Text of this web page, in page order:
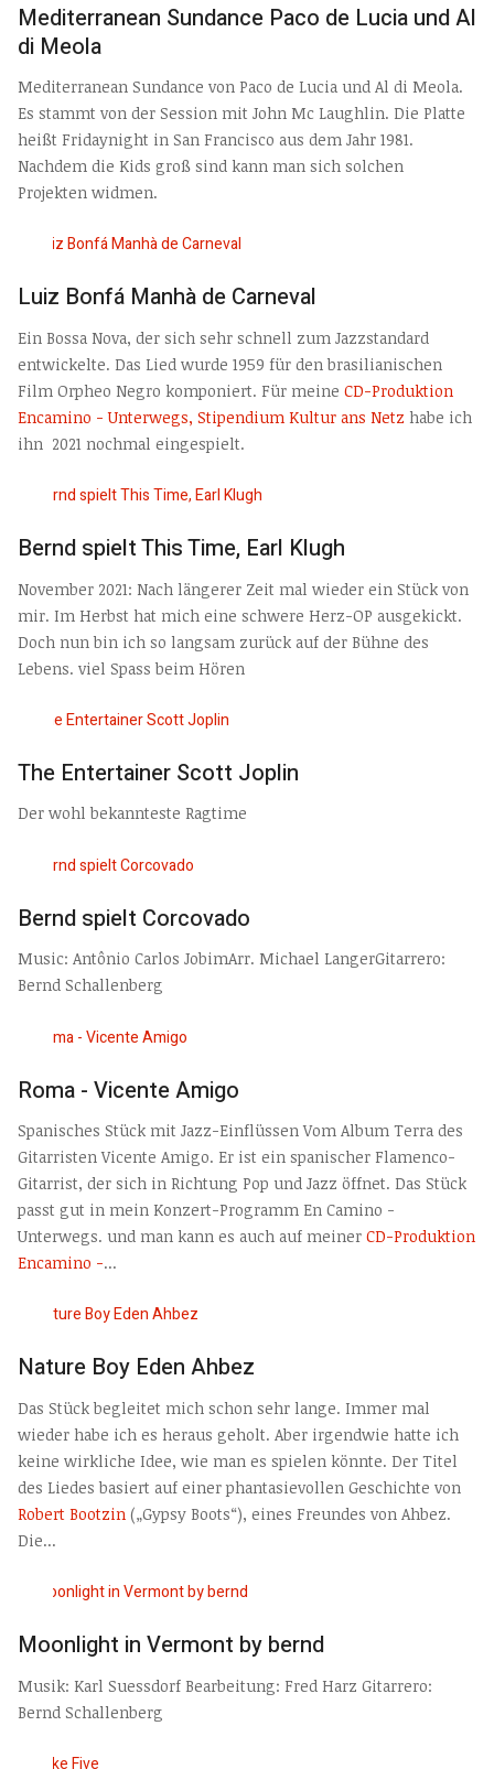
Mediterranean Sundance Paco de Lucia und Al
di Meola
Mediterranean Sundance von Paco de Lucia und Al di Meola.
Es stammt von der Session mit John Mc Laughlin. Die Platte
heißt Fridaynight in San Francisco aus dem Jahr 1981.
Nachdem die Kids groß sind kann man sich solchen
Projekten widmen.
Luiz Bonfá Manhà de Carneval
Ein Bossa Nova, der sich sehr schnell zum Jazzstandard
entwickelte. Das Lied wurde 1959 für den brasilianischen
Film Orpheo Negro komponiert. Für meine CD-Produktion
Encamino - Unterwegs, Stipendium Kultur ans Netz habe ich
ihn 2021 nochmal eingespielt.
Bernd spielt This Time, Earl Klugh
November 2021: Nach längerer Zeit mal wieder ein Stück von
mir. Im Herbst hat mich eine schwere Herz-OP ausgekickt.
Doch nun bin ich so langsam zurück auf der Bühne des
Lebens. viel Spass beim Hören
The Entertainer Scott Joplin
Der wohl bekannteste Ragtime
Bernd spielt Corcovado
Music: Antônio Carlos JobimArr. Michael LangerGitarrero:
Bernd Schallenberg
Roma - Vicente Amigo
Spanisches Stück mit Jazz-Einflüssen Vom Album Terra des
Gitarristen Vicente Amigo. Er ist ein spanischer Flamenco-
Gitarrist, der sich in Richtung Pop und Jazz öffnet. Das Stück
passt gut in mein Konzert-Programm En Camino -
Unterwegs. und man kann es auch auf meiner CD-Produktion
Encamino -...
Nature Boy Eden Ahbez
Das Stück begleitet mich schon sehr lange. Immer mal
wieder habe ich es heraus geholt. Aber irgendwie hatte ich
keine wirkliche Idee, wie man es spielen könnte. Der Titel
des Liedes basiert auf einer phantasievollen Geschichte von
Robert Bootzin („Gypsy Boots“), eines Freundes von Ahbez.
Die...
Moonlight in Vermont by bernd
Musik: Karl Suessdorf Bearbeitung: Fred Harz Gitarrero:
Bernd Schallenberg